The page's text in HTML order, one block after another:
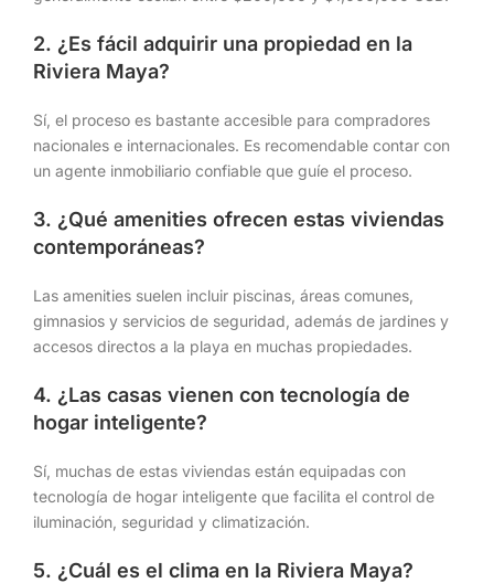
2. ¿Es fácil adquirir una propiedad en la
Riviera Maya?
Sí, el proceso es bastante accesible para compradores
nacionales e internacionales. Es recomendable contar con
un agente inmobiliario confiable que guíe el proceso.
3. ¿Qué amenities ofrecen estas viviendas
contemporáneas?
Las amenities suelen incluir piscinas, áreas comunes,
gimnasios y servicios de seguridad, además de jardines y
accesos directos a la playa en muchas propiedades.
4. ¿Las casas vienen con tecnología de
hogar inteligente?
Sí, muchas de estas viviendas están equipadas con
tecnología de hogar inteligente que facilita el control de
iluminación, seguridad y climatización.
5. ¿Cuál es el clima en la Riviera Maya?